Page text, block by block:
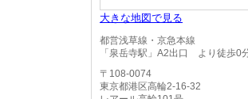
大きな地図で見る
都営浅草線・京急本線
「泉岳寺駅」A2出口 より徒歩0
〒108-0074
東京都港区高輪2-16-32